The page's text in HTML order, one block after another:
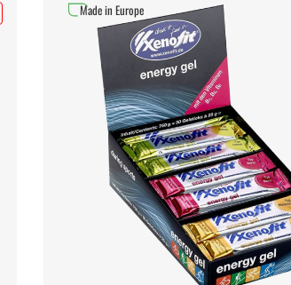
Made in Europe